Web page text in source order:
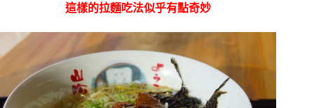
這樣的拉麵吃法似乎有點奇妙